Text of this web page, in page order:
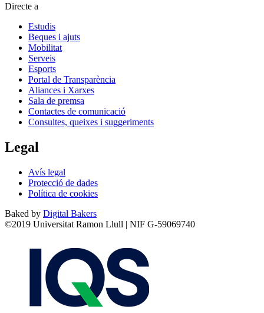
Directe a
Estudis
Beques i ajuts
Mobilitat
Serveis
Esports
Portal de Transparència
Aliances i Xarxes
Sala de premsa
Contactes de comunicació
Consultes, queixes i suggeriments
Legal
Avís legal
Protecció de dades
Política de cookies
Baked by Digital Bakers
©2019 Universitat Ramon Llull | NIF G-59069740